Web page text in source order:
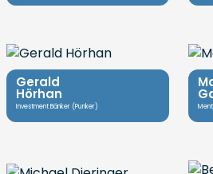
Gerald
Hörhan
Investment Bänker (Punker)